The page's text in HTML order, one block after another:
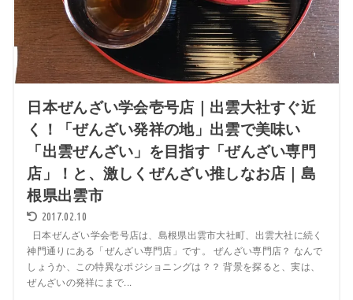
日本ぜんざい学会壱号店｜出雲大社すぐ近
く！「ぜんざい発祥の地」出雲で美味い
「出雲ぜんざい」を目指す「ぜんざい専門
店」！と、激しくぜんざい推しなお店｜島
根県出雲市
2017.02.10
日本ぜんざい学会壱号店は、島根県出雲市大社町、出雲大社に続く
神門通りにある「ぜんざい専門店」です。 ぜんざい専門店？ なんで
しょうか、この特異なポジショニングは？？ 背景を探ると、実は、
ぜんざいの発祥にまで...